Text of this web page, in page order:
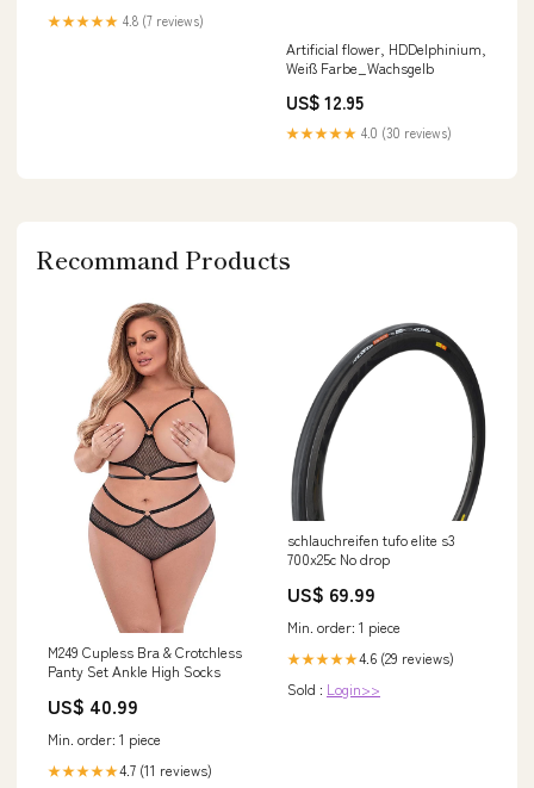
★★★★★ 4.8 (7 reviews)
Artificial flower, HDDelphinium,
Weiß Farbe_Wachsgelb
US$ 12.95
★★★★★ 4.0 (30 reviews)
Recommand Products
M249 Cupless Bra & Crotchless
Panty Set Ankle High Socks
US$ 40.99
Min. order: 1 piece
★★★★★4.7 (11 reviews)
schlauchreifen tufo elite s3
700x25c No drop
US$ 69.99
Min. order: 1 piece
★★★★★4.6 (29 reviews)
Sold : Login>>